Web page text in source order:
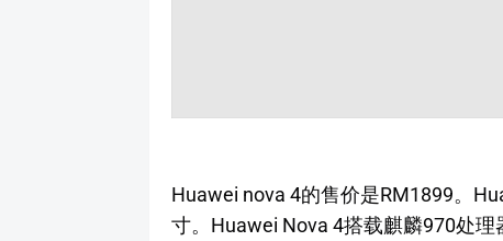
Huawei nova 4的售价是RM1899。
寸。Huawei Nova 4搭载麒麟970处理